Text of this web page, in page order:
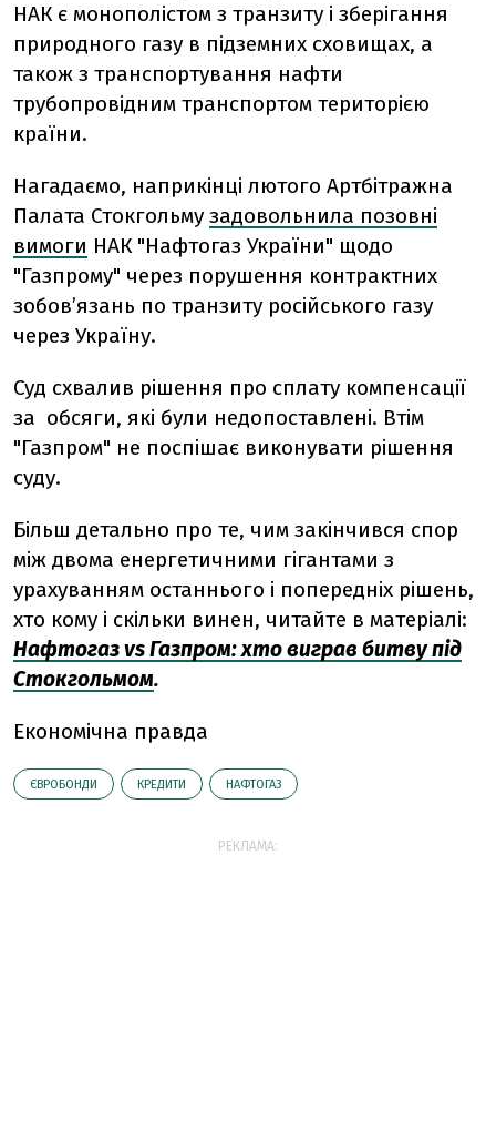
НАК є монополістом з транзиту і зберігання
природного газу в підземних сховищах, а
також з транспортування нафти
трубопровідним транспортом територією
країни.
Нагадаємо, наприкінці лютого Артбітражна
Палата Стокгольму задовольнила позовні
вимоги НАК "Нафтогаз України" щодо
"Газпрому" через порушення контрактних
зобов’язань по транзиту російського газу
через Україну.
Суд схвалив рішення про сплату компенсації
за обсяги, які були недопоставлені. Втім
"Газпром" не поспішає виконувати рішення
суду.
Більш детально про те, чим закінчився спор
між двома енергетичними гігантами з
урахуванням останнього і попередніх рішень,
хто кому і скільки винен, читайте в матеріалі:
Нафтогаз vs Газпром: хто виграв битву під
Стокгольмом.
Економічна правда
ЄВРОБОНДИ КРЕДИТИ НАФТОГАЗ
РЕКЛАМА: